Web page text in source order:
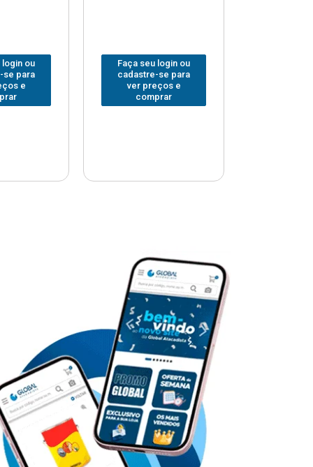
login ou
se para
e
Faça seu login ou
cadastre-se para
ver preços e
comprar